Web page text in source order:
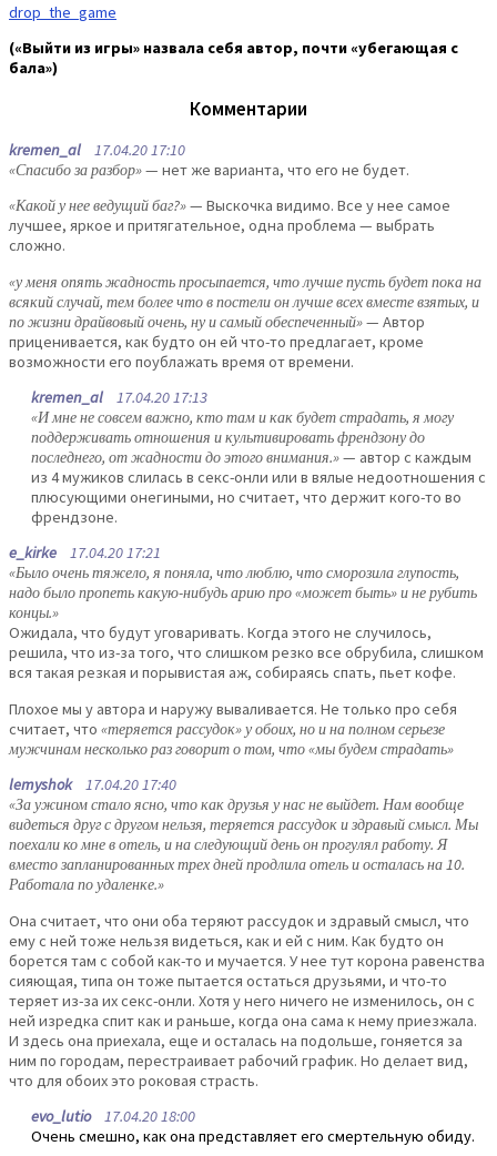
drop_the_game
(«Выйти из игры» назвала себя автор, почти «убегающая с
бала»)
Комментарии
kremen_al 17.04.20 17:10
«Спасибо за разбор»— нет же варианта, что его не будет.
«Какой у нее ведущий баг?»— Выскочка видимо. Все у нее самое
лучшее, яркое и притягательное, одна проблема — выбрать
сложно.
«у меня опять жадность просыпается, что лучше пусть будет пока на
всякий случай, тем более что в постели он лучше всех вместе взятых, и
по жизни драйвовый очень, ну и самый обеспеченный»— Автор
приценивается, как будто он ей что-то предлагает, кроме
возможности его поублажать время от времени.
kremen_al 17.04.20 17:13
«И мне не совсем важно, кто там и как будет страдать, я могу
поддерживать отношения и культивировать френдзону до
последнего, от жадности до этого внимания.»— автор с каждым
из 4 мужиков слилась в секс-онли или в вялые недоотношения с
плюсующими онегиными, но считает, что держит кого-то во
френдзоне.
e_kirke 17.04.20 17:21
«Было очень тяжело, я поняла, что люблю, что сморозила глупость,
надо было пропеть какую-нибудь арию про «может быть» и не рубить
концы.»
Ожидала, что будут уговаривать. Когда этого не случилось,
решила, что из-за того, что слишком резко все обрубила, слишком
вся такая резкая и порывистая аж, собираясь спать, пьет кофе.
Плохое мы у автора и наружу вываливается. Не только про себя
считает, что «теряется рассудок» у обоих, но и на полном серьезе
мужчинам несколько раз говорит о том, что «мы будем страдать»
lemyshok17.04.20 17:40
«За ужином стало ясно, что как друзья у нас не выйдет. Нам вообще
видеться друг с другом нельзя, теряется рассудок и здравый смысл. Мы
поехали ко мне в отель, и на следующий день он прогулял работу. Я
вместо запланированных трех дней продлила отель и осталась на 10.
Работала по удаленке.»
Она считает, что они оба теряют рассудок и здравый смысл, что
ему с ней тоже нельзя видеться, как и ей с ним. Как будто он
борется там с собой как-то и мучается. У нее тут корона равенства
сияющая, типа он тоже пытается остаться друзьями, и что-то
теряет из-за их секс-онли. Хотя у него ничего не изменилось, он с
ней изредка спит как и раньше, когда она сама к нему приезжала.
И здесь она приехала, еще и осталась на подольше, гоняется за
ним по городам, перестраивает рабочий график. Но делает вид,
что для обоих это роковая страсть.
evo_lutio17.04.20 18:00
Очень смешно, как она представляет его смертельную обиду.